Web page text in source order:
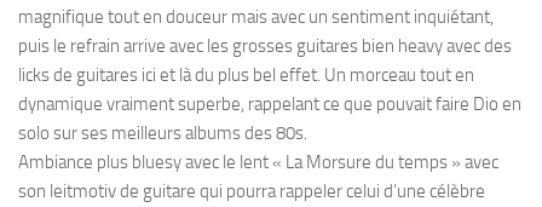
magnifique tout en douceur mais avec un sentiment inquiétant,
puis le refrain arrive avec les grosses guitares bien heavy avec des
licks de guitares ici et là du plus bel effet. Un morceau tout en
dynamique vraiment superbe, rappelant ce que pouvait faire Dio en
solo sur ses meilleurs albums des 80s.
Ambiance plus bluesy avec le lent « La Morsure du temps » avec
son leitmotiv de guitare qui pourra rappeler celui d’une célèbre